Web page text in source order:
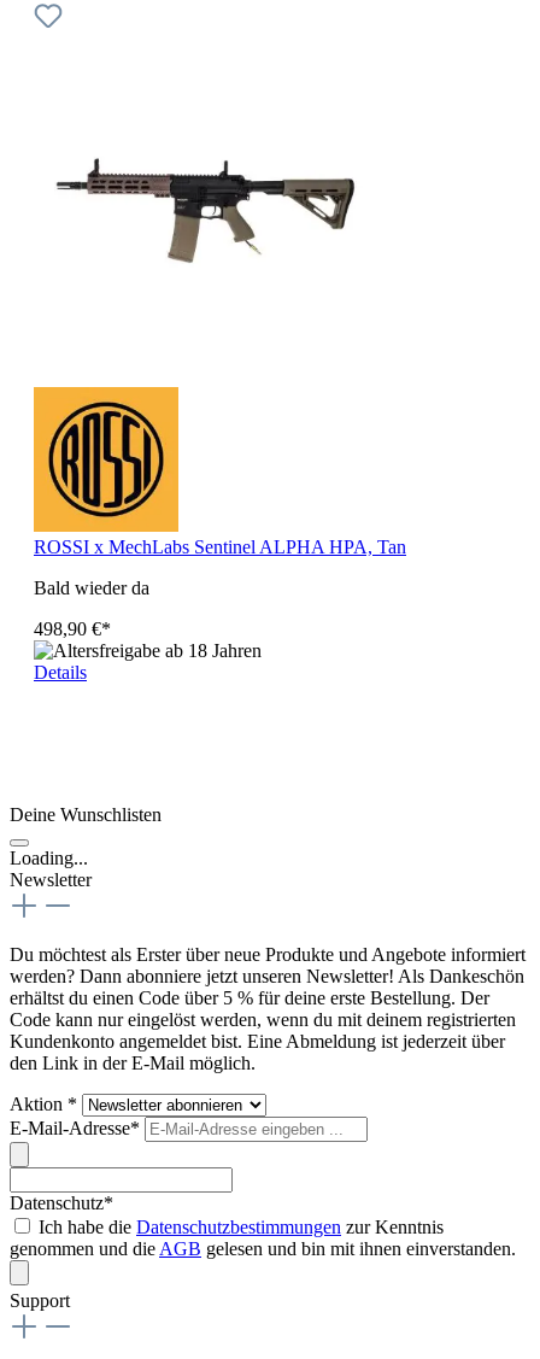
ROSSI x MechLabs Sentinel ALPHA HPA, Tan
Bald wieder da
498,90 €*
Details
Deine Wunschlisten
Loading...
Newsletter
Du möchtest als Erster über neue Produkte und Angebote informiert
werden? Dann abonniere jetzt unseren Newsletter! Als Dankeschön
erhältst du einen Code über 5 % für deine erste Bestellung. Der
Code kann nur eingelöst werden, wenn du mit deinem registrierten
Kundenkonto angemeldet bist. Eine Abmeldung ist jederzeit über
den Link in der E-Mail möglich.
Aktion *
E-Mail-Adresse*
Datenschutz*
Ich habe die Datenschutzbestimmungen zur Kenntnis
genommen und die AGB gelesen und bin mit ihnen einverstanden.
Support